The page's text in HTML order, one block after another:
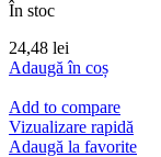
În stoc
24,48 lei
Adaugă în coș
Add to compare
Vizualizare rapidă
Adaugă la favorite